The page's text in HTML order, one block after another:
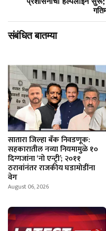
संबंधित बातम्या
सातारा जिल्हा बँक निवडणूक:
सहकारातील नव्या नियमामुळे १०
दिग्गजांना ‘नो एन्ट्री’; २०११
ठरावांनंतर राजकीय घडामोडींना
वेग
August 06, 2026